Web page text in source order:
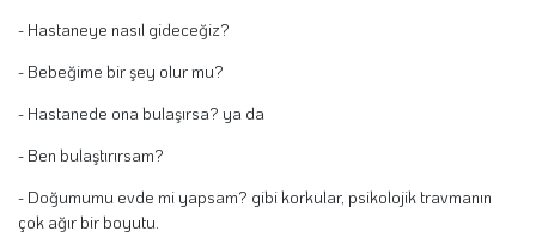
- Hastaneye nasıl gideceğiz?
- Bebeğime bir şey olur mu?
- Hastanede ona bulaşırsa? ya da
- Ben bulaştırırsam?
- Doğumumu evde mi yapsam? gibi korkular, psikolojik travmanın
çok ağır bir boyutu.